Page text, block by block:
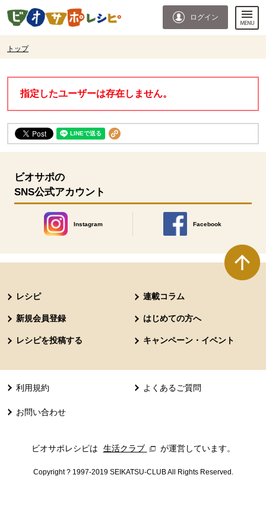
ページの先頭です。
ログイン
トップ
現在位置ここまで
指定したユーザーは存在しません。
ビオサポの
SNS公式アカウント
Instagram
別のウィンドウで開きます。
Facebook
別のウィンドウで開きます
レシピ 連載コラム
新規会員登録 はじめての方へ
レシピを投稿する キャンペーン・イベント
利用規約 よくあるご質問
お問い合わせ
ビオサポレシピは 生活クラブ 別のウィンドウで開きます。
が運営しています。
Copyright ? 1997-2019 SEIKATSU-CLUB All Rights Reserved.